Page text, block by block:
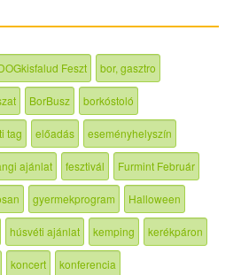
Feszt bor, gasztro
BorBusz borkóstoló
tag előadás eseményhelyszín
ajánlat fesztivál Furmint Február
gyermekprogram Halloween
húsvéti ajánlat kemping kerékpáron
koncert konferencia